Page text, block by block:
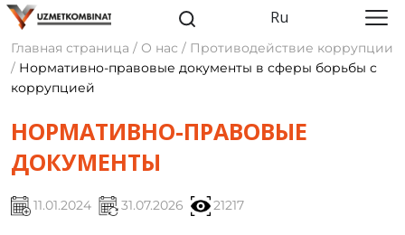
Ru
Главная страница / О нас / Противодействие коррупции
/ Нормативно-правовые документы в сферы борьбы с
коррупцией
НОРМАТИВНО-ПРАВОВЫЕ
ДОКУМЕНТЫ
11.01.2024 31.07.2026 21217